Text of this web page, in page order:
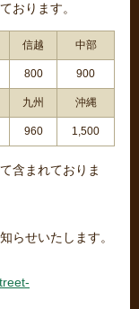
おります。
信越 中部
800 900
九州 沖縄
960 1,500
含まれておりま
らせいたします。